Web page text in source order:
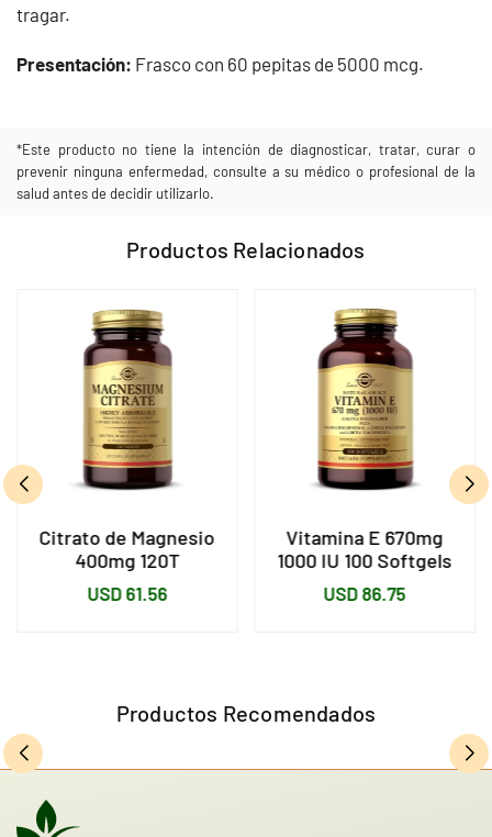
tragar.
Presentación: Frasco con 60 pepitas de 5000 mcg.
*Este producto no tiene la intención de diagnosticar, tratar, curar o
prevenir ninguna enfermedad, consulte a su médico o profesional de la
salud antes de decidir utilizarlo.
Productos Relacionados
Citrato de Magnesio
400mg 120T
Precio
USD 61.56
Vitamina E 670mg
1000 IU 100 Softgels
Precio
USD 86.75
Productos Recomendados